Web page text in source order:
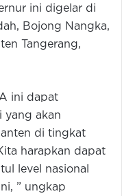
ini digelar di
Bojong Nangka,
Tangerang,
ini dapat
yang akan
di tingkat
harapkan dapat
level nasional
” ungkap